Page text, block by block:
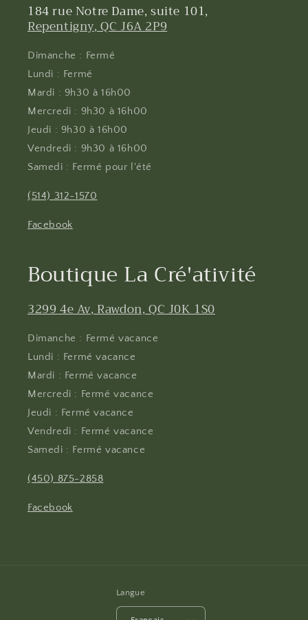
184 rue Notre Dame, suite 101,
Repentigny, QC J6A 2P9
Dimanche : Fermé
Lundi : Fermé
Mardi : 9h30 à 16h00
Mercredi : 9h30 à 16h00
Jeudi : 9h30 à 16h00
Vendredi : 9h30 à 16h00
Samedi : Fermé pour l'été
(514) 312-1570
Facebook
Boutique La Cré'ativité
3299 4e Av, Rawdon, QC J0K 1S0
Dimanche : Fermé vacance
Lundi : Fermé vacance
Mardi : Fermé vacance
Mercredi : Fermé vacance
Jeudi : Fermé vacance
Vendredi : Fermé vacance
Samedi : Fermé vacance
(450) 875-2858
Facebook
Langue